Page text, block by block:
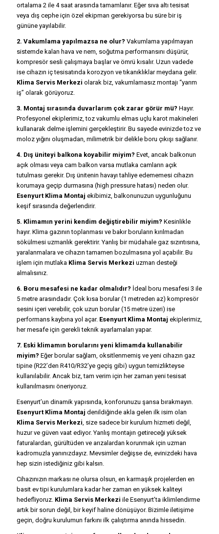
ortalama 2 ile 4 saat arasında tamamlanır. Eğer sıva altı tesisat
veya dış cephe için özel ekipman gerekiyorsa bu süre bir iş
gününe yayılabilir.
2. Vakumlama yapılmazsa ne olur? Vakumlama yapılmayan
sistemde kalan hava ve nem, soğutma performansını düşürür,
kompresör sesli çalışmaya başlar ve ömrü kısalır. Uzun vadede
ise cihazın iç tesisatında korozyon ve tıkanıklıklar meydana gelir.
Klima Servis Merkezi olarak biz, vakumlamasız montajı “yarım
iş” olarak görüyoruz.
3. Montaj sırasında duvarlarım çok zarar görür mü? Hayır.
Profesyonel ekiplerimiz, toz vakumlu elmas uçlu karot makineleri
kullanarak delme işlemini gerçekleştirir. Bu sayede evinizde toz ve
moloz yığını oluşmadan, milimetrik bir delikle boru çıkışı sağlanır.
4. Dış üniteyi balkona koyabilir miyim? Evet, ancak balkonun
açık olması veya cam balkon varsa mutlaka camların açık
tutulması gerekir. Dış ünitenin havayı tahliye edememesi cihazın
korumaya geçip durmasına (high pressure hatası) neden olur.
Esenyurt Klima Montaj ekibimiz, balkonunuzun uygunluğunu
keşif sırasında değerlendirir.
5. Klimamın yerini kendim değiştirebilir miyim? Kesinlikle
hayır. Klima gazının toplanması ve bakır boruların kırılmadan
sökülmesi uzmanlık gerektirir. Yanlış bir müdahale gaz sızıntısına,
yaralanmalara ve cihazın tamamen bozulmasına yol açabilir. Bu
işlem için mutlaka Klima Servis Merkezi uzman desteği
almalısınız.
6. Boru mesafesi ne kadar olmalıdır? İdeal boru mesafesi 3 ile
5 metre arasındadır. Çok kısa borular (1 metreden az) kompresör
sesini içeri verebilir, çok uzun borular (15 metre üzeri) ise
performans kaybına yol açar. Esenyurt Klima Montaj ekiplerimiz,
her mesafe için gerekli teknik ayarlamaları yapar.
7. Eski klimamın borularını yeni klimamda kullanabilir
miyim? Eğer borular sağlam, oksitlenmemiş ve yeni cihazın gaz
tipine (R22’den R410/R32’ye geçiş gibi) uygun temizlikteyse
kullanılabilir. Ancak biz, tam verim için her zaman yeni tesisat
kullanılmasını öneriyoruz.
Esenyurt’un dinamik yapısında, konforunuzu şansa bırakmayın.
Esenyurt Klima Montaj denildiğinde akla gelen ilk isim olan
Klima Servis Merkezi, size sadece bir kurulum hizmeti değil,
huzur ve güven vaat ediyor. Yanlış montajın getireceği yüksek
faturalardan, gürültüden ve arızalardan korunmak için uzman
kadromuzla yanınızdayız. Mevsimler değişse de, evinizdeki hava
hep sizin istediğiniz gibi kalsın.
Cihazınızın markası ne olursa olsun, en karmaşık projelerden en
basit ev tipi kurulumlara kadar her zaman en yüksek kaliteyi
hedefliyoruz. Klima Servis Merkezi ile Esenyurt’ta iklimlendirme
artık bir sorun değil, bir keyif haline dönüşüyor. Bizimle iletişime
geçin, doğru kurulumun farkını ilk çalıştırma anında hissedin.